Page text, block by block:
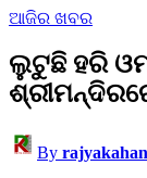
ଆଜିର ଖବର
ଲୁଟୁଛି ହରି
By